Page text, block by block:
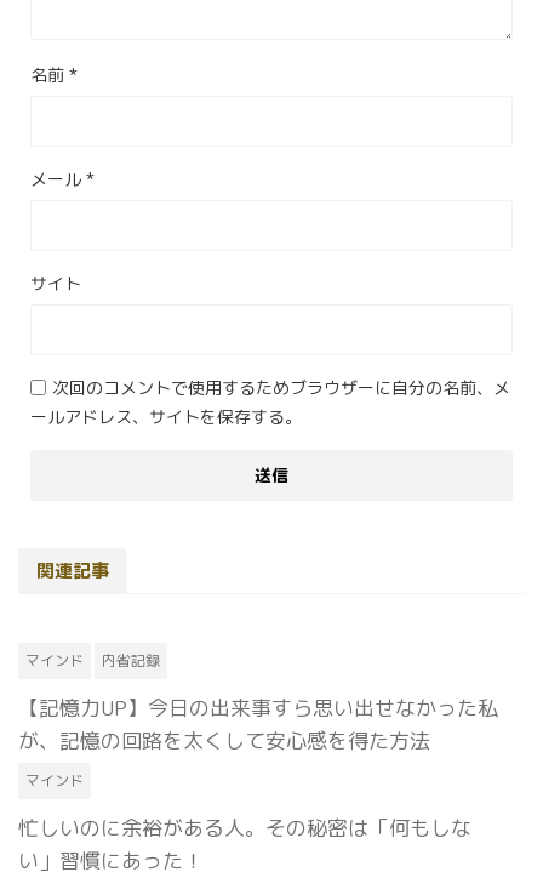
名前 *
メール *
サイト
次回のコメントで使用するためブラウザーに自分の名前、メ
ールアドレス、サイトを保存する。
関連記事
マインド 内省記録
【記憶力UP】今日の出来事すら思い出せなかった私
が、記憶の回路を太くして安心感を得た方法
マインド
忙しいのに余裕がある人。その秘密は「何もしな
い」習慣にあった！